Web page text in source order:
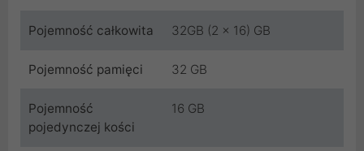
Pojemność całkowita 32GB (2 x 16) GB
Pojemność pamięci 32 GB
Pojemność
pojedynczej kości
16 GB